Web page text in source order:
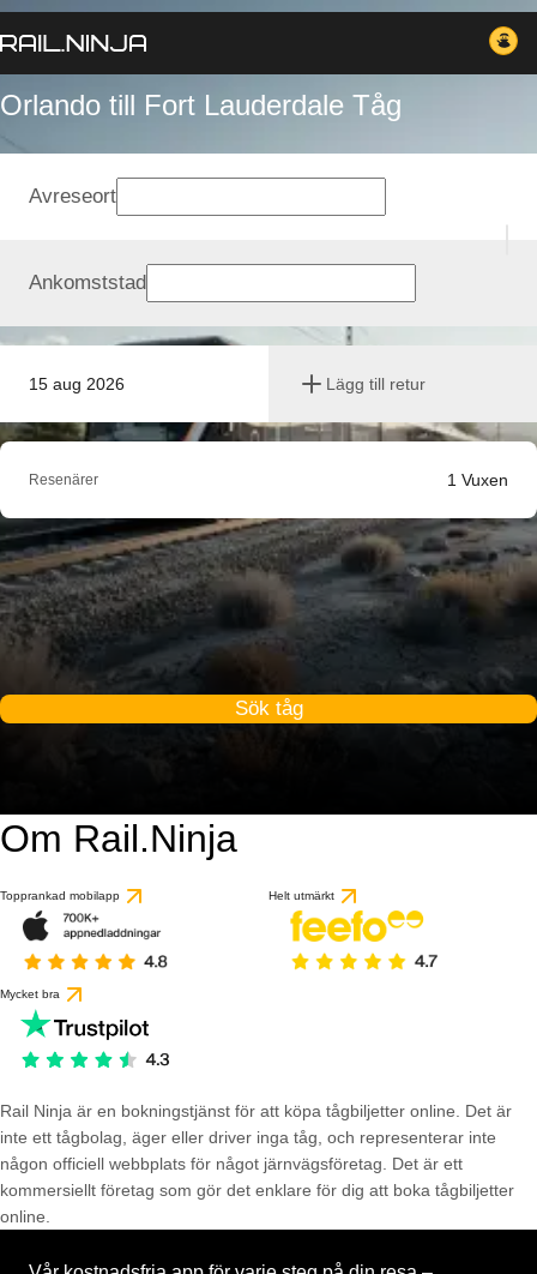
Orlando till Fort Lauderdale Tåg
15 aug 2026 Lägg till retur
Avreseort
Ankomststad
Resenärer 1 Vuxen
Sök tåg
Om Rail.Ninja
Topprankad mobilapp Helt utmärkt
Mycket bra
Rail Ninja är en bokningstjänst för att köpa tågbiljetter online. Det är
inte ett tågbolag, äger eller driver inga tåg, och representerar inte
någon officiell webbplats för något järnvägsföretag. Det är ett
kommersiellt företag som gör det enklare för dig att boka tågbiljetter
online.